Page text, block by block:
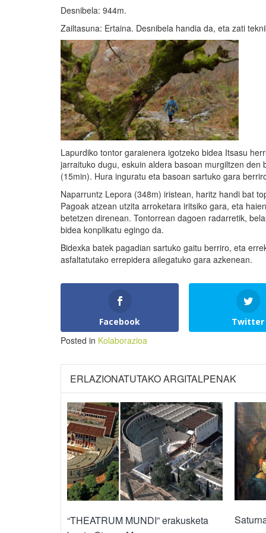
Desnibela: 944m.
Zailtasuna: Ertaina. Desnibela handia da, eta zati
Lapurdiko tontor garaienera igotzeko bidea Itsasu
jarraituko dugu, eskuin aldera basoan murgiltzen
(15min). Hura inguratu eta basoan sartuko gara
Naparruntz Lepora (348m) iristean, haritz handi bat
Pagoak atzean utzita arroketara iritsiko gara, eta
betetzen direnean. Tontorrean dagoen radarretik,
bidea konplikatu egingo da.
Bidexka batek pagadian sartuko gaitu berriro, eta
asfaltatutako errepidera ailegatuko gara azkenean.
Facebook Twitter
Posted in Kolaborazioa
ERLAZIONATUTAKO ARGITALPENAK
“THEATRUM MUNDI” erakusketa